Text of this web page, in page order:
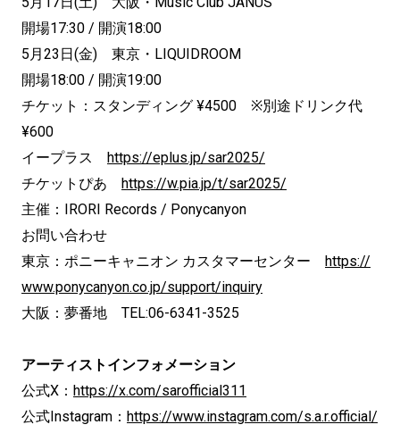
開場17:30 / 開演18:00
5月23日(金) 東京・LIQUIDROOM
開場18:00 / 開演19:00
チケット：スタンディング ¥4500 ※別途ドリンク代
¥600
イープラス https://eplus.jp/sar2025/
チケットぴあ https://w.pia.jp/t/sar2025/
主催：IRORI Records / Ponycanyon
お問い合わせ
東京：ポニーキャニオン カスタマーセンター https://
www.ponycanyon.co.jp/support/inquiry
大阪：夢番地 TEL:06-6341-3525
アーティストインフォメーション
公式X： https://x.com/sarofficial311
公式Instagram： https://www.instagram.com/s.a.r.official/